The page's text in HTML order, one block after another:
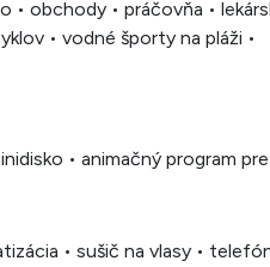
• obchody • práčovňa •
• vodné športy na pláži •
• animačný program
• sušič na vlasy •